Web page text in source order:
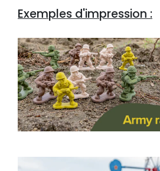
Exemples d'impression :